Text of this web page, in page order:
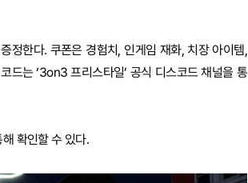
정한다. 쿠폰은 경험치, 인게임 재화, 치장 아이템,
드는 ‘3on3 프리스타일’ 공식 디스코드 채널을 통
확인할 수 있다.